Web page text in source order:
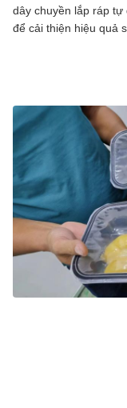
dây chuyền lắp ráp tự
để cải thiện hiệu quả